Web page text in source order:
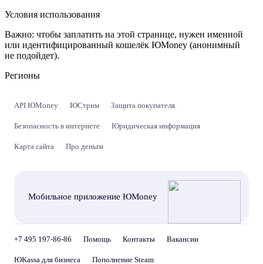
Условия использования
Важно: чтобы заплатить на этой странице, нужен именной
или идентифицированный кошелёк ЮMoney (анонимный
не подойдет).
Регионы
API ЮMoney ЮСтрим Защита покупателя
Безопасность в интернете Юридическая информация
Карта сайта Про деньги
Мобильное приложение ЮMoney
+7 495 197-86-86 Помощь Контакты Вакансии
ЮKassa для бизнеса Пополнение Steam